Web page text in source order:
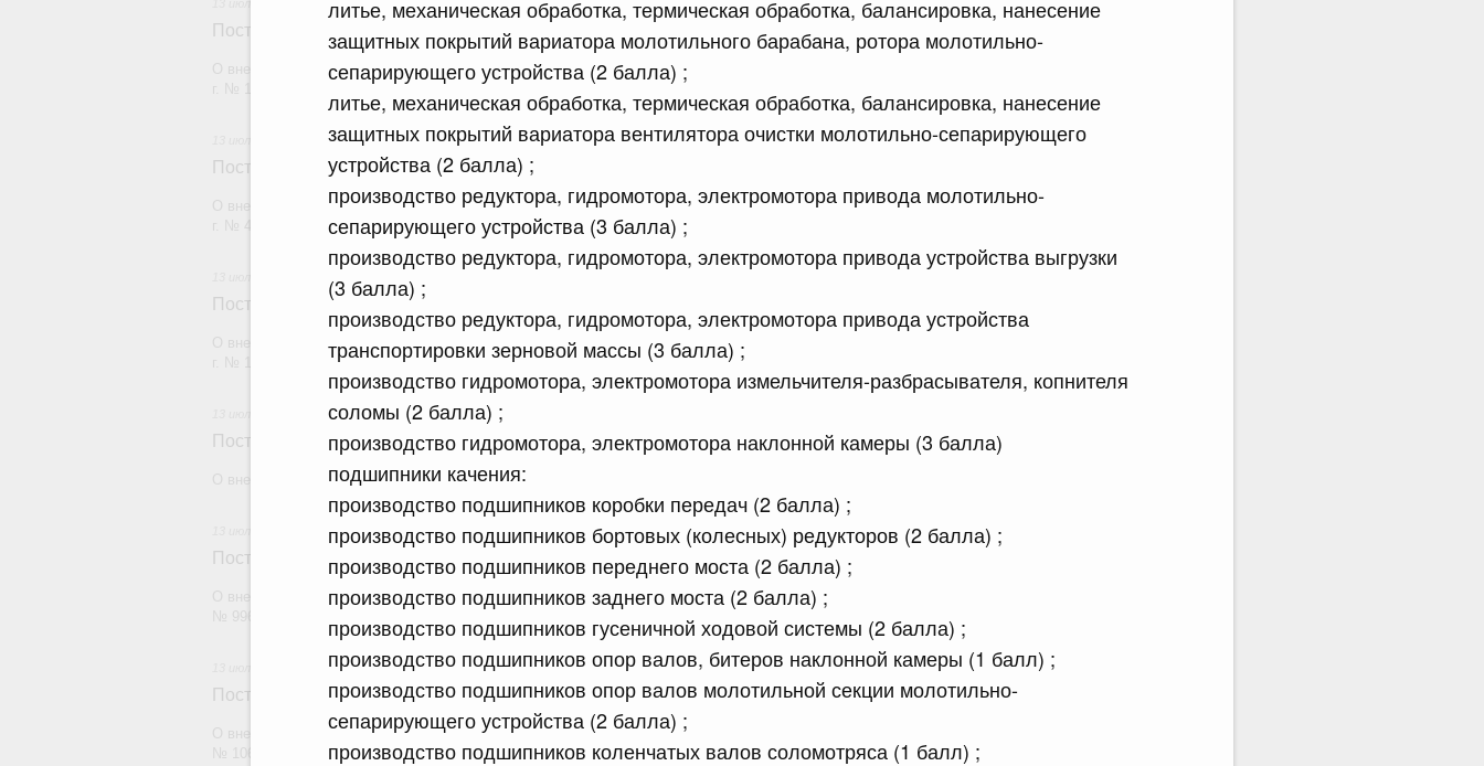
литье, механическая обработка, термическая обработка, балансировка, нанесение
защитных покрытий вариатора молотильного барабана, ротора молотильно-
сепарирующего устройства (2 балла) ;
литье, механическая обработка, термическая обработка, балансировка, нанесение
защитных покрытий вариатора вентилятора очистки молотильно-сепарирующего
устройства (2 балла) ;
производство редуктора, гидромотора, электромотора привода молотильно-
сепарирующего устройства (3 балла) ;
производство редуктора, гидромотора, электромотора привода устройства выгрузки
(3 балла) ;
производство редуктора, гидромотора, электромотора привода устройства
транспортировки зерновой массы (3 балла) ;
производство гидромотора, электромотора измельчителя-разбрасывателя, копнителя
соломы (2 балла) ;
производство гидромотора, электромотора наклонной камеры (3 балла)
подшипники качения:
производство подшипников коробки передач (2 балла) ;
производство подшипников бортовых (колесных) редукторов (2 балла) ;
производство подшипников переднего моста (2 балла) ;
производство подшипников заднего моста (2 балла) ;
производство подшипников гусеничной ходовой системы (2 балла) ;
производство подшипников опор валов, битеров наклонной камеры (1 балл) ;
производство подшипников опор валов молотильной секции молотильно-
сепарирующего устройства (2 балла) ;
производство подшипников коленчатых валов соломотряса (1 балл) ;
Постановление Правительства Российской Федерации от 13.07.2026 г. № 883
О внесении изменений в постановление Правительства Российской Федерации от 6 сентября 2023
Постановление Правительства Российской Федерации от 13.07.2026 г. № 874
О внесении изменений в постановление Правительства Российской Федерации от 19 января 1998
Постановление Правительства Российской Федерации от 13.07.2026 г. № 884
О внесении изменений в постановление Правительства Российской Федерации от 24 августа 2024
Постановление Правительства Российской Федерации от 13.07.2026 г. № 882
О внесении изменений в некоторые акты Правительства Российской Федерации
Постановление Правительства Российской Федерации от 13.07.2026 г. № 877
О внесении изменений в постановление Правительства Российской Федерации от 25 июня 2021 г.
Постановление Правительства Российской Федерации от 13.07.2026 г. № 878
О внесении изменений в постановление Правительства Российской Федерации от 30 июня 2021 г.